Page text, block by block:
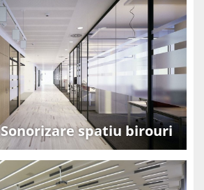
Sonorizare spatiu birouri